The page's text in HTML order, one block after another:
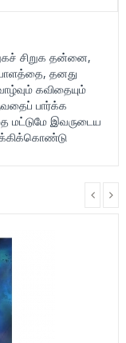
சிறுக தன்னை,
தனது
கவிதையும்
பார்க்க
மட்டுமே இவருடைய